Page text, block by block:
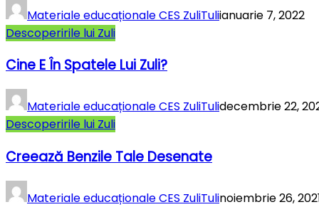
Materiale educaționale CES ZuliTuliianuarie 7, 2022
Descoperirile lui Zuli
Cine E În Spatele Lui Zuli?
Materiale educaționale CES ZuliTulidecembrie 22,
Descoperirile lui Zuli
Creează Benzile Tale Desenate
Materiale educaționale CES ZuliTulinoiembrie 26,